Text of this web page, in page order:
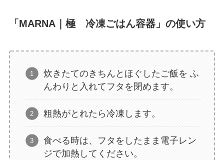
「MARNA｜極 冷凍ごはん容器」の使い方
炊きたてのきちんとほぐしたご飯を ふ
んわりと入れてフタを閉めます。
粗熱がとれたら冷凍します。
食べる時は、フタをしたまま電子レン
ジで加熱してください。